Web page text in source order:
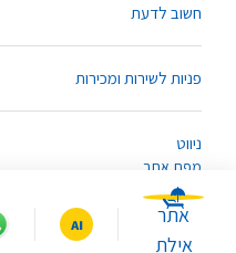
חשוב לדעת
פניות לשירות ומכירות
ניווט
מפת אתר
אתר
אילת